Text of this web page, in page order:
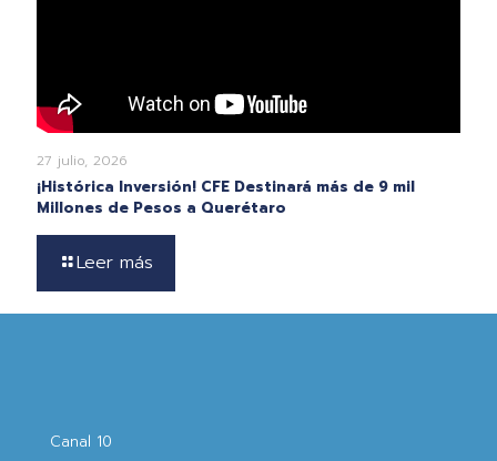
27 julio, 2026
¡Histórica Inversión! CFE Destinará más de 9 mil
Millones de Pesos a Querétaro
Leer más
Canal 10